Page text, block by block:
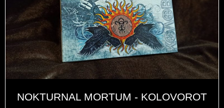
NOKTURNAL MORTUM - KOLOVOROT